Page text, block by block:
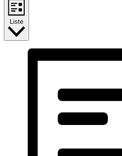
Liste